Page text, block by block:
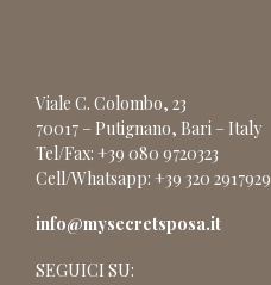
Viale C. Colombo, 23
70017 – Putignano, Bari – Italy
Tel/Fax: +39 080 9720323
Cell/Whatsapp: +39 320 2917929
info@mysecretsposa.it
SEGUICI SU: